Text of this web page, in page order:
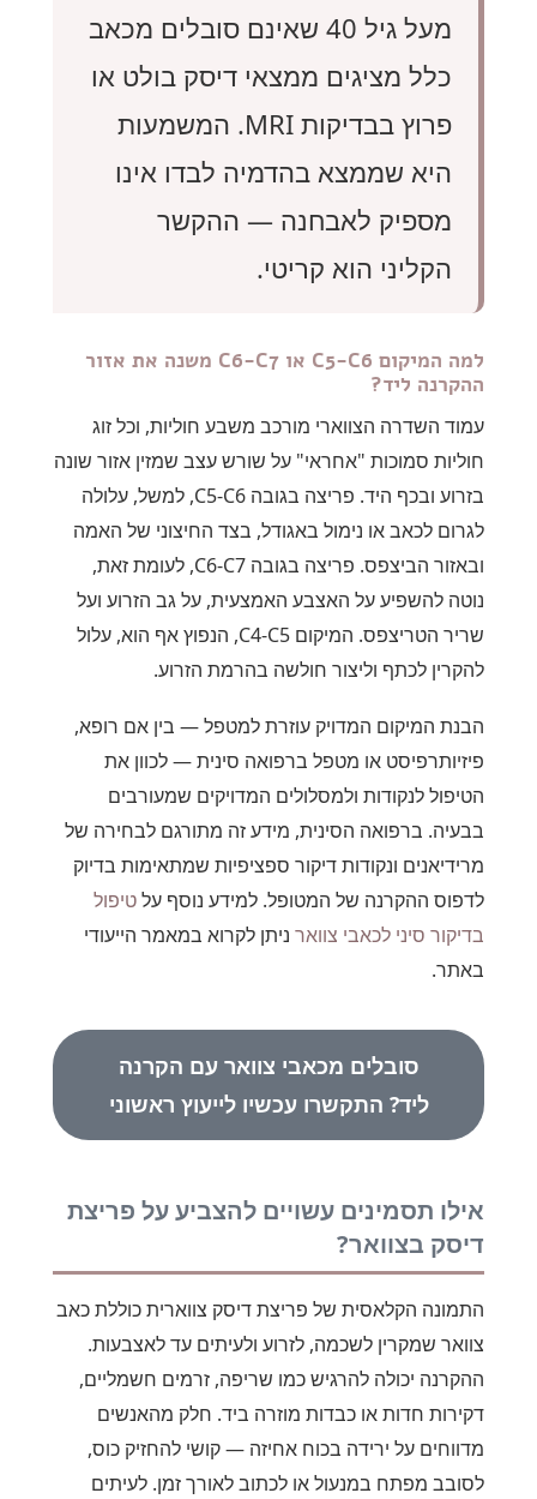
מעל גיל 40 שאינם סובלים מכאב
כלל מציגים ממצאי דיסק בולט או
פרוץ בבדיקות MRI. המשמעות
היא שממצא בהדמיה לבדו אינו
מספיק לאבחנה — ההקשר
הקליני הוא קריטי.
למה המיקום C5-C6 או C6-C7 משנה את אזור
ההקרנה ליד?
עמוד השדרה הצווארי מורכב משבע חוליות, וכל זוג
חוליות סמוכות "אחראי" על שורש עצב שמזין אזור שונה
בזרוע ובכף היד. פריצה בגובה C5-C6, למשל, עלולה
לגרום לכאב או נימול באגודל, בצד החיצוני של האמה
ובאזור הביצפס. פריצה בגובה C6-C7, לעומת זאת,
נוטה להשפיע על האצבע האמצעית, על גב הזרוע ועל
שריר הטריצפס. המיקום C4-C5, הנפוץ אף הוא, עלול
להקרין לכתף וליצור חולשה בהרמת הזרוע.
הבנת המיקום המדויק עוזרת למטפל — בין אם רופא,
פיזיותרפיסט או מטפל ברפואה סינית — לכוון את
הטיפול לנקודות ולמסלולים המדויקים שמעורבים
בבעיה. ברפואה הסינית, מידע זה מתורגם לבחירה של
מרידיאנים ונקודות דיקור ספציפיות שמתאימות בדיוק
לדפוס ההקרנה של המטופל. למידע נוסף עלטיפול
בדיקור סיני לכאבי צוואר ניתן לקרוא במאמר הייעודי
באתר.
סובלים מכאבי צוואר עם הקרנה
ליד? התקשרו עכשיו לייעוץ ראשוני
אילו תסמינים עשויים להצביע על פריצת
דיסק בצוואר?
התמונה הקלאסית של פריצת דיסק צווארית כוללת כאב
צוואר שמקרין לשכמה, לזרוע ולעיתים עד לאצבעות.
ההקרנה יכולה להרגיש כמו שריפה, זרמים חשמליים,
דקירות חדות או כבדות מוזרה ביד. חלק מהאנשים
מדווחים על ירידה בכוח אחיזה — קושי להחזיק כוס,
לסובב מפתח במנעול או לכתוב לאורך זמן. לעיתים